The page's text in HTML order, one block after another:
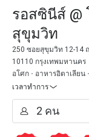
รอสซินีส์ @
สุขุมวิท
250 ซอยสุขุมวิท 12-14
10110 กรุงเทพมหานคร
อโศก
อาหารอิตาเลียน
เวลาทำการ